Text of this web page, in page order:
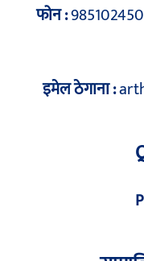
फोन :
इमेल ठेगाना :